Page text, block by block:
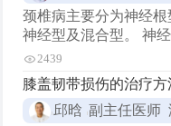
其他问题，可能会导
胃炎等胃部
颈椎病主要分为神经
神经型及混合型。 神
或骨质增生压迫神经
木，疼痛沿上肢放射
响睡眠和日常生活。长
风险较高。 脊髓型颈
2439
膝盖韧带损伤的治疗方
邱晗 副主任医师